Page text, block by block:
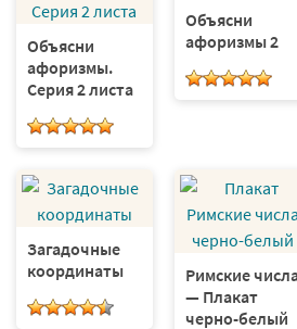
Объясни
афоризмы.
Серия 2 листа
Объясни
афоризмы 2
Загадочные
координаты
Римские
— Плакат
черно-белый